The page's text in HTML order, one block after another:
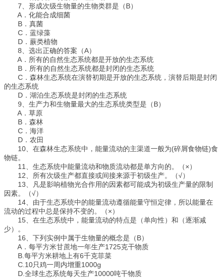
7、形成次级生物量的生物类群是（B）
A．化能合成细菌
B．真菌
C．蓝绿藻
D．蕨类植物
8、选出正确的答案（A）
A．所有的自然生态系统都是开放的生态系统
B．所有的自然生态系统都是封闭的生态系统
C．森林生态系统在演替初期是开放的生态系统，演替后期是封闭
的生态系统
D．湖泊生态系统是封闭的生态系统
9、生产力和生物量最大的生态系统类型是（B）
A．草原
B．森林
C．海洋
D．农田
10、在森林生态系统中，能量流动的主渠道一般为(碎屑食物链)食
物链。
11、生态系统中能量流动和物质流动都是单方向的。（×）
12、所有次级生产都直接或间接来源于初级生产。（√）
13、凡是影响植物光合作用的因素都可能成为初级生产量的限制
因素。（√）
14、由于生态系统中的能量流动遵循能量守恒定律，所以能量在
流动的过程中总是保持不变的。（×）
15、在生态系统中，能量流动的特点是（单向性）和（逐渐减
少）。
16、下列实例中属于生物量的概念是（B）
A．每平方米甘蔗地一年生产1725克干物质
B.每平方米耕地上有6千克菲菜
C.10只鸡一周内增重1000g
D.全球生态系统每天生产10000吨干物质